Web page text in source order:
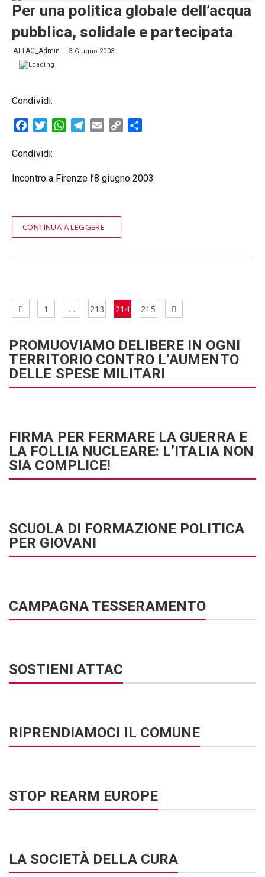
Per una politica globale dell’acqua
pubblica, solidale e partecipata
ATTAC_Admin 3 Giugno 2003
Condividi:
FacebookTwitterWhatsAppTelegram
Email
Copy
Condividi:
Incontro a Firenze l’8 giugno 2003
CONTINUA A LEGGERE
Navigazione
PaginaPagina
1 … Pagina
213 Pagina
214 Pagina
215
Prossima
PROMUOVIAMO DELIBERE IN OGNI
TERRITORIO CONTRO L’AUMENTO
DELLE SPESE MILITARI
FIRMA PER FERMARE LA GUERRA E
LA FOLLIA NUCLEARE: L’ITALIA NON
SIA COMPLICE!
SCUOLA DI FORMAZIONE POLITICA
PER GIOVANI
CAMPAGNA TESSERAMENTO
SOSTIENI ATTAC
RIPRENDIAMOCI IL COMUNE
STOP REARM EUROPE
LA SOCIETÀ DELLA CURA